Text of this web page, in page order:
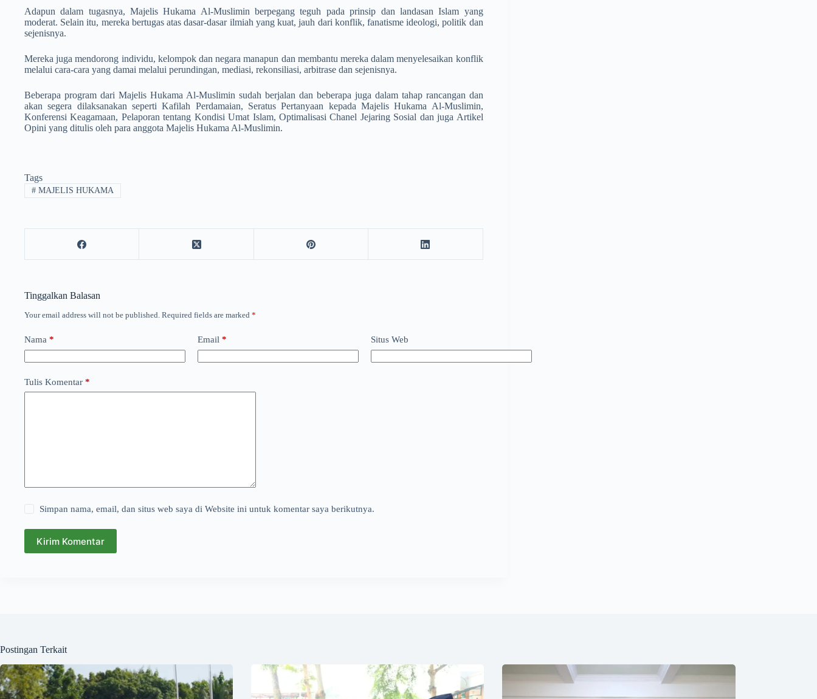
Adapun dalam tugasnya, Majelis Hukama Al-Muslimin berpegang teguh pada prinsip dan landasan Islam yang
moderat. Selain itu, mereka bertugas atas dasar-dasar ilmiah yang kuat, jauh dari konflik, fanatisme ideologi, politik dan
sejenisnya.
Mereka juga mendorong individu, kelompok dan negara manapun dan membantu mereka dalam menyelesaikan konflik
melalui cara-cara yang damai melalui perundingan, mediasi, rekonsiliasi, arbitrase dan sejenisnya.
Beberapa program dari Majelis Hukama Al-Muslimin sudah berjalan dan beberapa juga dalam tahap rancangan dan
akan segera dilaksanakan seperti Kafilah Perdamaian, Seratus Pertanyaan kepada Majelis Hukama Al-Muslimin,
Konferensi Keagamaan, Pelaporan tentang Kondisi Umat Islam, Optimalisasi Chanel Jejaring Sosial dan juga Artikel
Opini yang ditulis oleh para anggota Majelis Hukama Al-Muslimin.
Tags
#MAJELIS HUKAMA
Tinggalkan Balasan
Your email address will not be published. Required fields are marked *
Nama * Email * Situs Web
Tulis Komentar *
Simpan nama, email, dan situs web saya di Website ini untuk komentar saya berikutnya.
Kirim Komentar
Postingan Terkait